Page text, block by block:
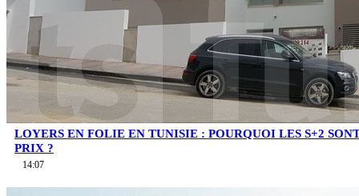
LOYERS EN FOLIE EN TUNISIE : POURQUOI LES S+2
PRIX ?
14:07